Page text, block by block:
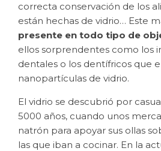
correcta conservación de los
están hechas de vidrio… Este
presente en todo tipo de
ellos sorprendentes como los
dentales o los dentífricos que
nanopartículas de vidrio.
El vidrio se descubrió por
5000 años, cuando unos
natrón para apoyar sus ollas
las que iban a cocinar. En la